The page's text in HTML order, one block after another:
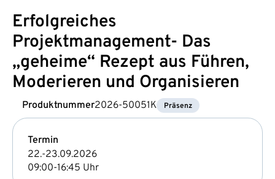
Erfolgreiches
Projektmanagement- Das
„geheime“ Rezept aus Führen,
Moderieren und Organisieren
Produktnummer2026-50051K Präsenz
Termin
22.-23.09.2026
09:00-16:45 Uhr